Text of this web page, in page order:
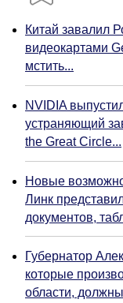
Китай завалил
видеокартами
мстить...
NVIDIA
устраняющий
the Great Circle...
Новые
Линк
документов,
Губернатор
которые
области, должны